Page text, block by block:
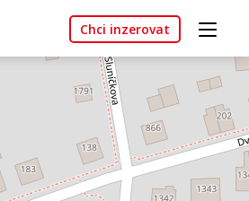
Chci inzerovat